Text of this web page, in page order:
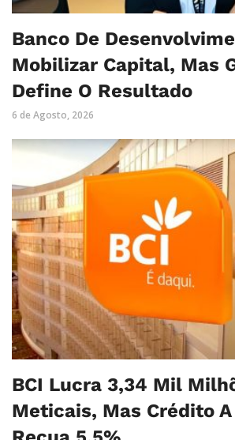
Banco De
Mobilizar Capital, Mas
Define O Resultado
6 de Agosto, 2026
BCI Lucra 3,34 Mil
Meticais, Mas Crédito